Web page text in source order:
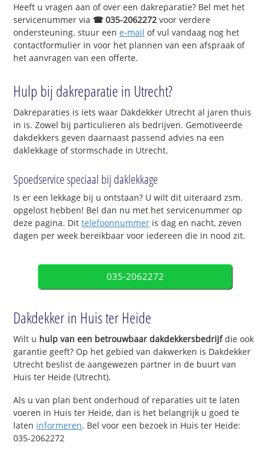
Heeft u vragen aan of over een dakreparatie? Bel met het
servicenummer via ☎ 035-2062272 voor verdere
ondersteuning. stuur eene-mail of vul vandaag nog het
contactformulier in voor het plannen van een afspraak of
het aanvragen van een offerte.
Hulp bij dakreparatie in Utrecht?
Dakreparaties is iets waar Dakdekker Utrecht al jaren thuis
in is. Zowel bij particulieren als bedrijven. Gemotiveerde
dakdekkers geven daarnaast passend advies na een
daklekkage of stormschade in Utrecht.
Spoedservice speciaal bij daklekkage
Is er een lekkage bij u ontstaan? U wilt dit uiteraard zsm.
opgelost hebben! Bel dan nu met het servicenummer op
deze pagina. Dittelefoonnummer is dag en nacht, zeven
dagen per week bereikbaar voor iedereen die in nood zit.
035-2062272
Dakdekker in Huis ter Heide
Wilt u hulp van een betrouwbaar dakdekkersbedrijfdie ook
garantie geeft? Op het gebied van dakwerken is Dakdekker
Utrecht beslist de aangewezen partner in de buurt van
Huis ter Heide (Utrecht).
Als u van plan bent onderhoud of reparaties uit te laten
voeren in Huis ter Heide, dan is het belangrijk u goed te
laten informeren. Bel voor een bezoek in Huis ter Heide:
035-2062272